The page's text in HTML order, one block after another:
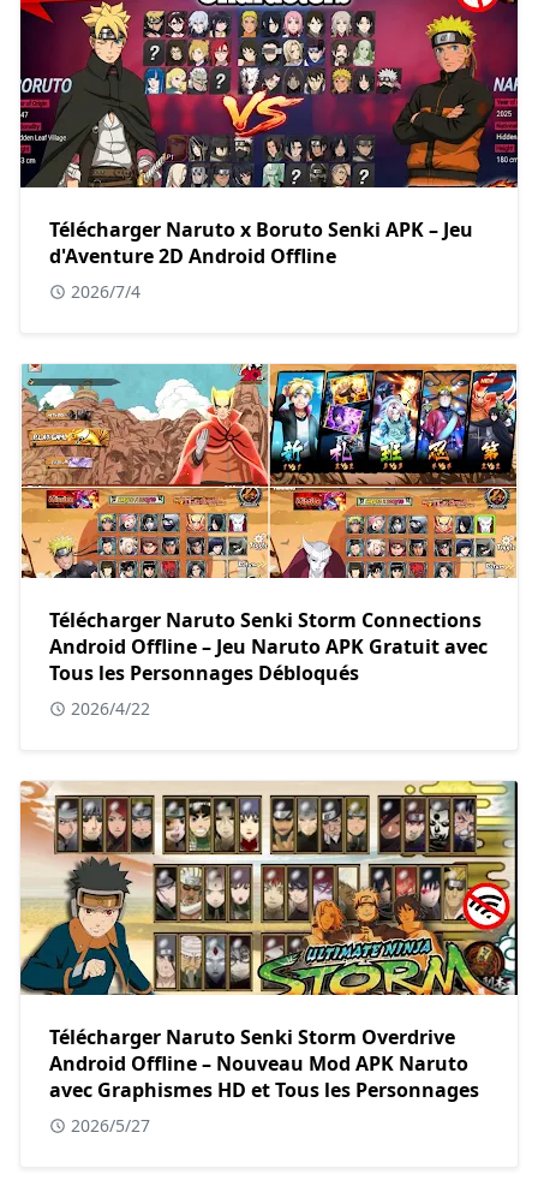
Télécharger Naruto x Boruto Senki APK – Jeu
d'Aventure 2D Android Offline
2026/7/4
Télécharger Naruto Senki Storm Connections
Android Offline – Jeu Naruto APK Gratuit avec
Tous les Personnages Débloqués
2026/4/22
Télécharger Naruto Senki Storm Overdrive
Android Offline – Nouveau Mod APK Naruto
avec Graphismes HD et Tous les Personnages
2026/5/27